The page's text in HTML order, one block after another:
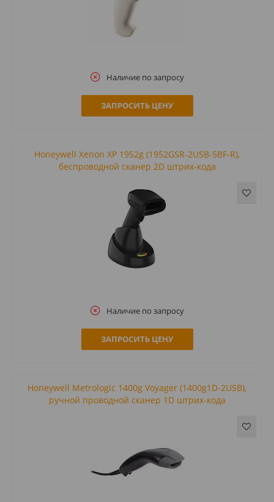
Наличие по запросу
ЗАПРОСИТЬ ЦЕНУ
Honeywell Xenon XP 1952g (1952GSR-2USB-5BF-R),
беспроводной сканер 2D штрих-кода
Наличие по запросу
ЗАПРОСИТЬ ЦЕНУ
Honeywell Metrologic 1400g Voyager (1400g1D-2USB),
ручной проводной сканер 1D штрих-кода